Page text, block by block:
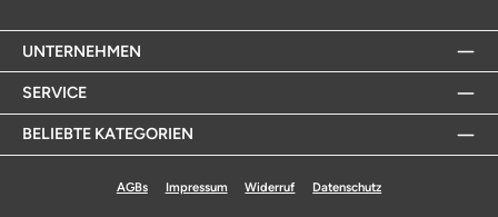
UNTERNEHMEN
SERVICE
BELIEBTE KATEGORIEN
AGBs Impressum Widerruf Datenschutz